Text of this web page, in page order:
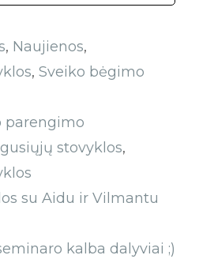
, Naujienos,
, Sveiko bėgimo
parengimo
stovyklos,
su Aidu ir Vilmantu
kalba dalyviai ;)